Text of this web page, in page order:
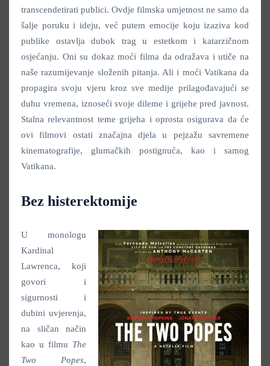
transcendetirati publici. Ovdje filmska umjetnost ne samo da
šalje poruku i ideju, već putem emocije koju izaziva kod
publike ostavlja dubok trag u estetkom i katarzičnom
osjećanju. Oni su dokaz moći filma da odražava i utiče na
naše razumijevanje složenih pitanja. Ali i moći Vatikana da
propagira svoju vjeru kroz sve medije prilagođavajući se
duhu vremena, iznoseći svoje dileme i grijehe pred javnost.
Stalna relevantnost teme grijeha i oprosta osigurava da će
ovi filmovi ostati značajna djela u pejzažu savremene
kinematografije, glumačkih postignuća, kao i samog
Vatikana.
Bez histerektomije
U monologu
Kardinal
Lawrenca, koji
govori i
sigurnosti i
dubini uvjerenja,
na sličan način
kao u filmu The
Two Popes,